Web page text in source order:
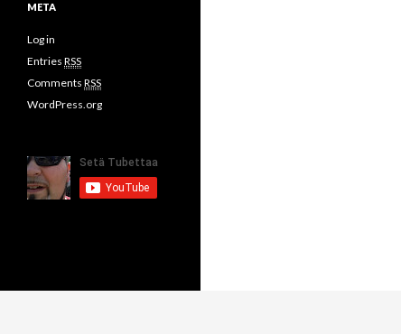
META
Log in
Entries RSS
Comments RSS
WordPress.org